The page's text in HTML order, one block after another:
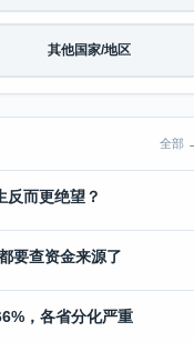
其他国家/地区
全部
反而更绝望？
要查资金来源了
，各省分化严重